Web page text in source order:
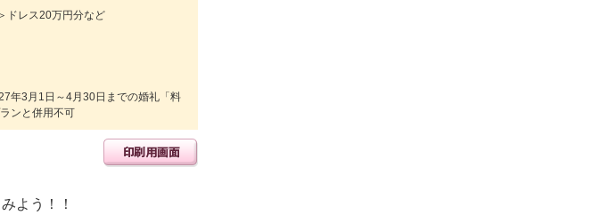
ドレス20万円分など
年3月1日～4月30日までの婚礼「料
ンと併用不可
よう！！